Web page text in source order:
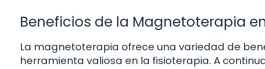
Beneficios de la Magnetoterapia
La magnetoterapia ofrece una variedad de
herramienta valiosa en la fisioterapia. A